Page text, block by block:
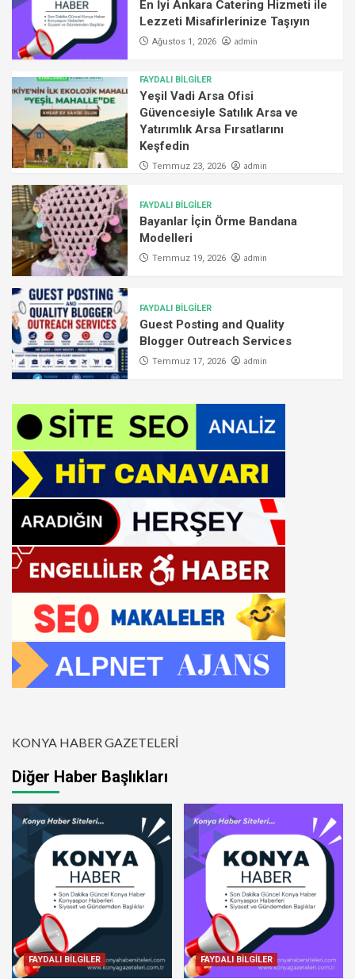
En İyi Ankara Catering Hizmeti ile
Lezzeti Misafirlerinize Taşıyın
Ağustos 1, 2026 admin
FAYDALI BİLGİLER
Yeşil Vadi Arsa Ofisi
Güvencesiyle Satılık Arsa ve
Yatırımlık Arsa Fırsatlarını
Keşfedin
Temmuz 23, 2026 admin
FAYDALI BİLGİLER
Bayanlar İçin Örme Bandana
Modelleri
Temmuz 19, 2026 admin
FAYDALI BİLGİLER
Guest Posting and Quality
Blogger Outreach Services
Temmuz 17, 2026 admin
KONYA HABER GAZETELERİ
Diğer Haber Başlıkları
FAYDALI BİLGİLER FAYDALI BİLGİLER